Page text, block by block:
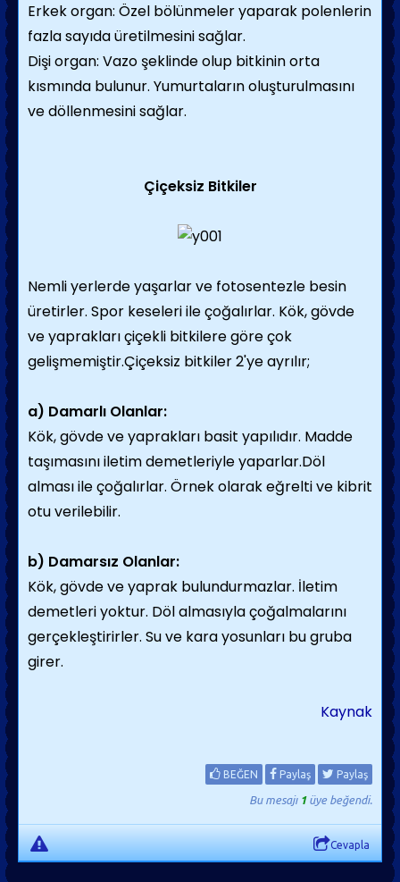
Erkek organ: Özel bölünmeler yaparak polenlerin
fazla sayıda üretilmesini sağlar.
Dişi organ: Vazo şeklinde olup bitkinin orta
kısmında bulunur. Yumurtaların oluşturulmasını
ve döllenmesini sağlar.
Çiçeksiz Bitkiler
Nemli yerlerde yaşarlar ve fotosentezle besin
üretirler. Spor keseleri ile çoğalırlar. Kök, gövde
ve yaprakları çiçekli bitkilere göre çok
gelişmemiştir.Çiçeksiz bitkiler 2'ye ayrılır;
a) Damarlı Olanlar:
Kök, gövde ve yaprakları basit yapılıdır. Madde
taşımasını iletim demetleriyle yaparlar.Döl
alması ile çoğalırlar. Örnek olarak eğrelti ve kibrit
otu verilebilir.
b) Damarsız Olanlar:
Kök, gövde ve yaprak bulundurmazlar. İletim
demetleri yoktur. Döl almasıyla çoğalmalarını
gerçekleştirirler. Su ve kara yosunları bu gruba
girer.
Kaynak
BEĞEN Paylaş Paylaş
Bu mesajı 1üye beğendi.
Cevapla